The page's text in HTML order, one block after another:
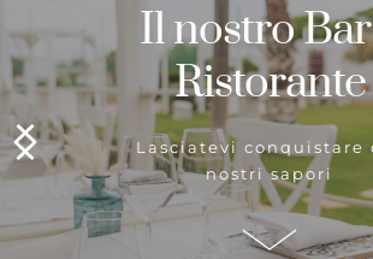
Il nostro
Ristorante
Lasciatevi conquistare
nostri sapori